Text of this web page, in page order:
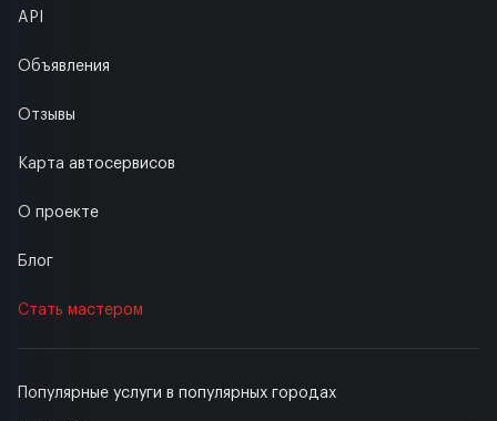
Популярные услуги в популярных городах
API
Объявления
Отзывы
Карта автосервисов
О проекте
Блог
Стать мастером